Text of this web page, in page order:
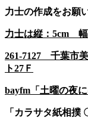
力士の作成をお願
力士は縦：5cm 幅
261-7127 千葉市
ト27Ｆ
bayfm「土曜の夜
「カラサタ紙相撲